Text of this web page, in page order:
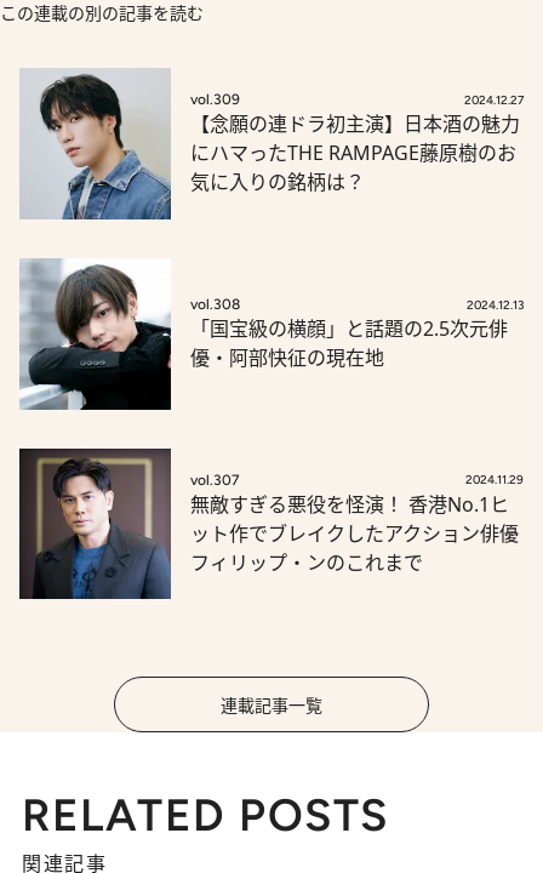
この連載の別の記事を読む
vol.309 2024.12.27
【念願の連ドラ初主演】日本酒の魅力
にハマったTHE RAMPAGE藤原樹のお
気に入りの銘柄は？
vol.308 2024.12.13
「国宝級の横顔」と話題の2.5次元俳
優・阿部快征の現在地
vol.307 2024.11.29
無敵すぎる悪役を怪演！ 香港No.1ヒ
ット作でブレイクしたアクション俳優
フィリップ・ンのこれまで
連載記事一覧
RELATED POSTS
関連記事